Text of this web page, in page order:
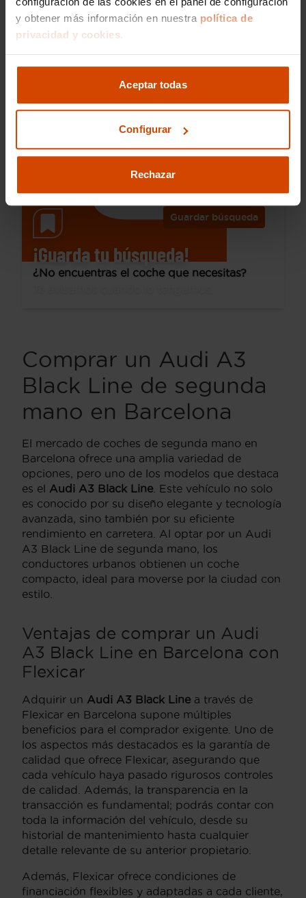
y obtener más información en nuestra política de
privacidad y cookies.
Aceptar todas
Configurar
Rechazar
19.490 €
Sportback Black line 30 TFSI 81kW S tron
Híbrido no enchufable
Automática
Guardar búsqueda
¡Guarda tu búsqueda!
¿No encuentras el coche que necesitas?
Comprar un Audi A3
Black Line de segunda
mano en Barcelona
El mercado de coches de segunda mano en
Barcelona ofrece una amplia variedad de
opciones, pero uno de los modelos que destaca
es el Audi A3 Black Line . Este vehículo no solo
es conocido por su diseño elegante y tecnología
avanzada, sino también por su eficiente
rendimiento en carretera. Al optar por un Audi
A3 Black Line de segunda mano, los
conductores urbanos obtienen un coche
compacto, ideal para moverse por la ciudad con
estilo.
Ventajas de comprar un Audi
A3 Black Line en Barcelona con
Flexicar
Adquirir un Audi A3 Black Line a través de
Flexicar en Barcelona supone múltiples
beneficios para el comprador exigente. Uno de
los aspectos más destacados es la garantía de
calidad que ofrece Flexicar, asegurando que
cada vehículo haya pasado rigurosos controles
de calidad. Además, la transparencia en la
transacción es fundamental; podrás contar con
toda la información del vehículo, desde su
historial de mantenimiento hasta cualquier
detalle relevante de su anterior propietario.
Además, Flexicar ofrece condiciones de
financiación flexibles y adaptadas a cada cliente,